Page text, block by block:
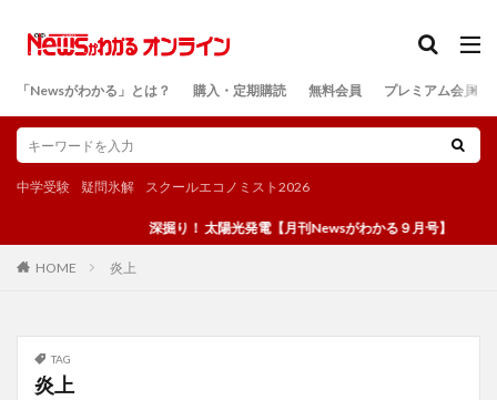
「Newsがわかる」とは？ 購入・定期購読 無料会員 プレミアム会員
中学受験 疑問氷解 スクールエコノミスト2026
深掘り！ 太陽光発電【月刊Newsがわかる９月号】
HOME 炎上
TAG
炎上
検索